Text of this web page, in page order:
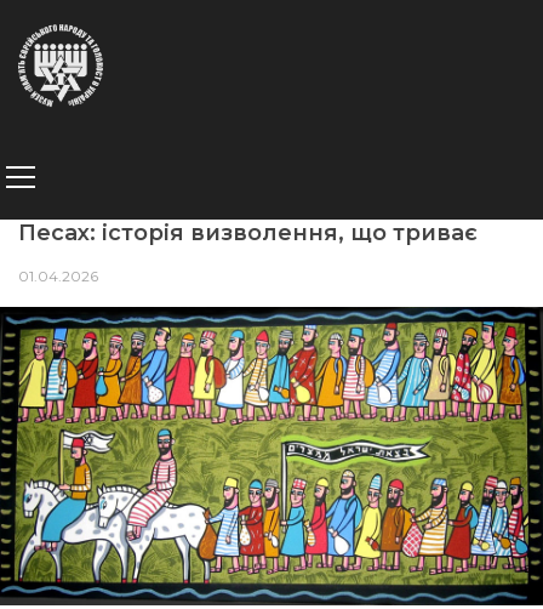
Песах: історія визволення, що триває
01.04.2026